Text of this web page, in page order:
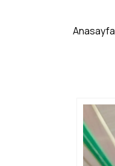
Anasayfa